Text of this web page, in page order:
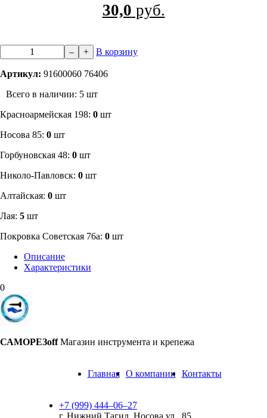
30,0 руб.
– + В корзину
Артикул: 91600060 76406
Всего в наличии: 5 шт
​Красноармейская 198: 0 шт
Носова 85: 0 шт
​Горбуновская 48: 0 шт
​Николо-Павловск: 0 шт
Алтайская: 0 шт
Лая: 5 шт
Покровка Советская 76а: 0 шт
Описание
Характеристики
0
САМОРЕЗoff Магазин инструмента и крепежа
Главная О компании Контакты
+7 (999) 444‒06‒27
г. Нижний Тагил, Носова ул., 85